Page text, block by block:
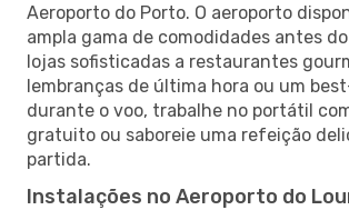
Aeroporto do Porto. O aeroporto
ampla gama de comodidades antes
lojas sofisticadas a restaurantes
lembranças de última hora ou um
durante o voo, trabalhe no portátil
gratuito ou saboreie uma refeição
partida.
Instalações no Aeroporto do